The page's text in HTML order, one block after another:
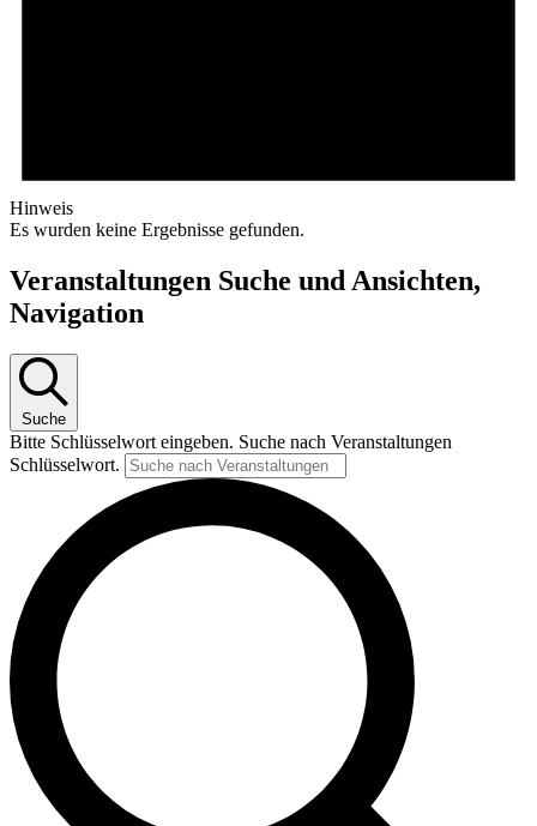
Hinweis
Es wurden keine Ergebnisse gefunden.
Veranstaltungen Suche und Ansichten,
Navigation
Suche
Bitte Schlüsselwort eingeben. Suche nach Veranstaltungen
Schlüsselwort.